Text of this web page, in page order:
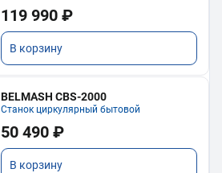
119 990 ₽
В корзину
BELMASH CBS-2000
Станок циркулярный бытовой
50 490 ₽
В корзину